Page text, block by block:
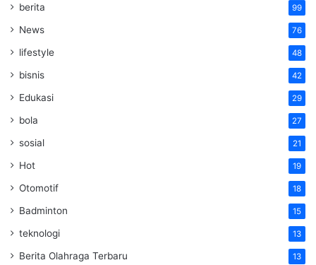
berita 99
News 76
lifestyle 48
bisnis 42
Edukasi 29
bola 27
sosial 21
Hot 19
Otomotif 18
Badminton 15
teknologi 13
Berita Olahraga Terbaru 13